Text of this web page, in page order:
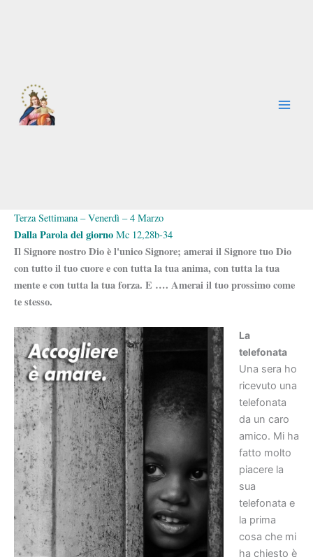
Terza Settimana – Venerdì – 4 Marzo
Dalla Parola del giorno Mc 12,28b-34
Il Signore nostro Dio è l'unico Signore; amerai il Signore tuo Dio
con tutto il tuo cuore e con tutta la tua anima, con tutta la tua
mente e con tutta la tua forza. E …. Amerai il tuo prossimo come
te stesso.
La
telefonata
Una sera ho
ricevuto una
telefonata
da un caro
amico. Mi ha
fatto molto
piacere la
sua
telefonata e
la prima
cosa che mi
ha chiesto è